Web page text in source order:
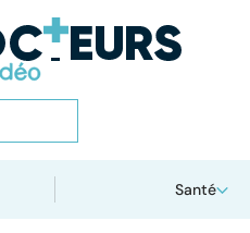
Santé